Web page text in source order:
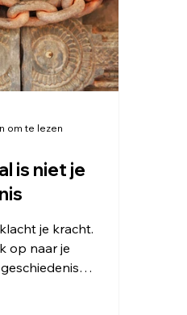
is niet je
je kracht.
op naar je
om te lezen